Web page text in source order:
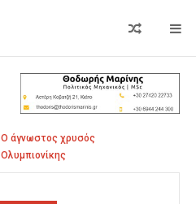
Ο άγνωστος χρυσός
Ολυμπιονίκης